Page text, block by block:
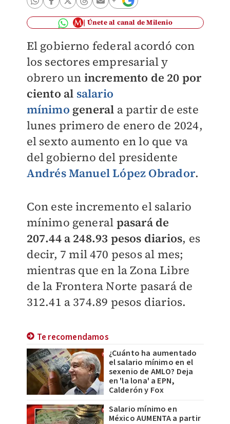
Únete al canal de Milenio
El gobierno federal acordó con
los sectores empresarial y
obrero un incremento de 20 por
ciento al salario
mínimo general a partir de este
lunes primero de enero de 2024,
el sexto aumento en lo que va
del gobierno del presidente
Andrés Manuel López Obrador.
Con este incremento el salario
mínimo general pasará de
207.44 a 248.93 pesos diarios, es
decir, 7 mil 470 pesos al mes;
mientras que en la Zona Libre
de la Frontera Norte pasará de
312.41 a 374.89 pesos diarios.
Te recomendamos
¿Cuánto ha aumentado
el salario mínimo en el
sexenio de AMLO? Deja
en 'la lona' a EPN,
Calderón y Fox
Salario mínimo en
México AUMENTA a partir